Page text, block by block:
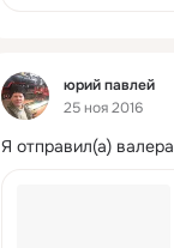
Фид
юрий павлей
25 ноя 2016
Я отправил(а)